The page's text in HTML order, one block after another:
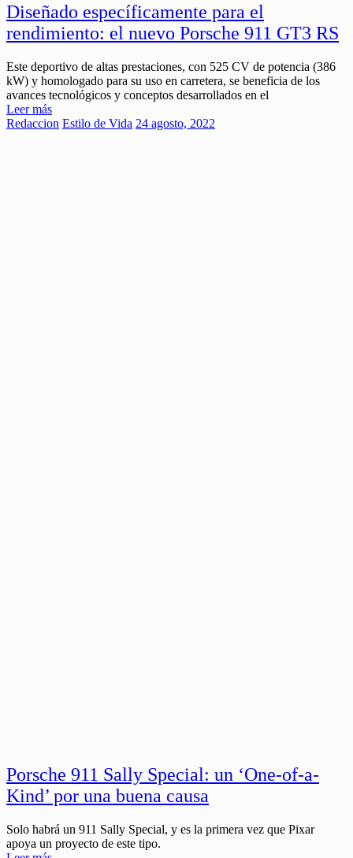
Diseñado específicamente para el
rendimiento: el nuevo Porsche 911 GT3 RS
Este deportivo de altas prestaciones, con 525 CV de potencia (386
kW) y homologado para su uso en carretera, se beneficia de los
avances tecnológicos y conceptos desarrollados en el
Leer más
Redaccion Estilo de Vida 24 agosto, 2022
Porsche 911 Sally Special: un ‘One-of-a-
Kind’ por una buena causa
Solo habrá un 911 Sally Special, y es la primera vez que Pixar
apoya un proyecto de este tipo.